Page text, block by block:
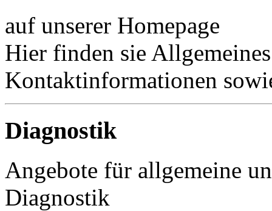
auf unserer Homepage
Hier finden sie
Kontaktinformationen
Diagnostik
Angebote für allgemeine
Diagnostik